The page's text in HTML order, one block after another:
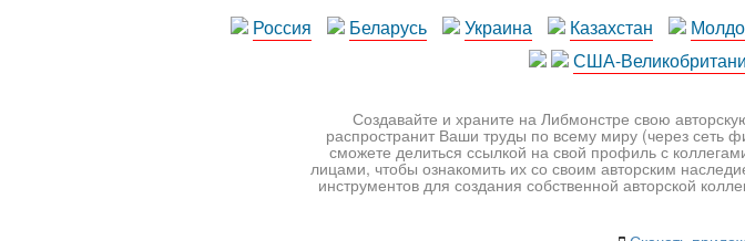
Россия Беларусь Украина Казахстан
США-
Создавайте и храните на Либмонстре свою
распространит Ваши труды по всему миру (через сеть
сможете делиться ссылкой на свой профиль с
лицами, чтобы ознакомить их со своим авторским
инструментов для создания собственной авторской